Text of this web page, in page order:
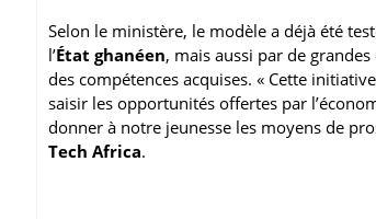
Selon le ministère, le modèle a déjà été
l’État ghanéen, mais aussi par de
des compétences acquises. « Cette
saisir les opportunités offertes par
donner à notre jeunesse les moyens de
Tech Africa.